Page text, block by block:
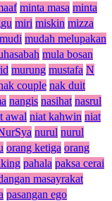
minta masa minta
miri miskin mizza
mudah melupakan
mula bosan
murung mustafa N
couple nak duit
nangis nasihat nasrul
awal niat kahwin niat
nurul nurul
orang ketiga orang
pahala paksa cerai
masayrakat
pasangan ego